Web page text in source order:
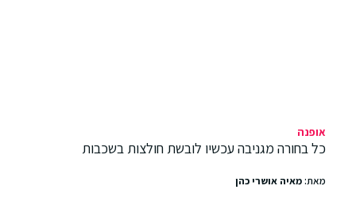
אופנה
כל בחורה מגניבה עכשיו לובשת חולצות בשכבות
מאת:מאיה אושרי כהן